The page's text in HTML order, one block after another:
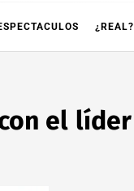
¿REAL?
el líder